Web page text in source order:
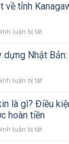
về tỉnh
luận bị tắtở
tần
tật
tỉnh
Nhật
Bản
#Bạn
dựng Nhật
luận bị tắtở
sư
dựng
Nhật
là gì? Điều
hoàn tiền
luận bị tắtở